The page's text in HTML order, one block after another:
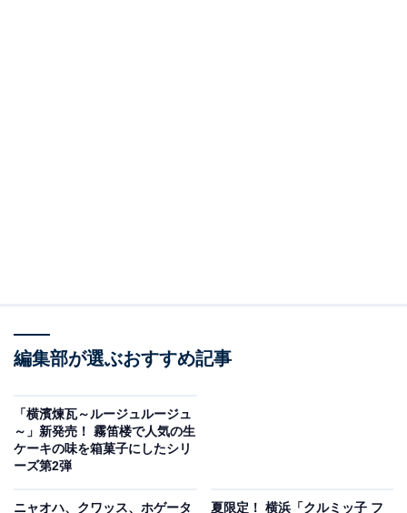
編集部が選ぶおすすめ記事
「横濱煉瓦～ルージュルージュ
～」新発売！ 霧笛楼で人気の生
ケーキの味を箱菓子にしたシリ
ーズ第2弾
ニャオハ、クワッス、ホゲータ 夏限定！ 横浜「クルミッ子 フ